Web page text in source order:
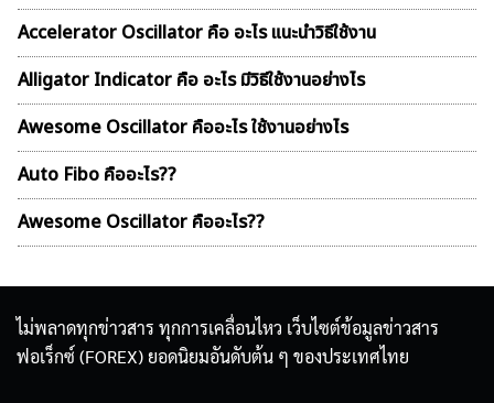
Accelerator Oscillator คือ อะไร แนะนำวิธีใช้งาน
Alligator Indicator คือ อะไร มีวิธีใช้งานอย่างไร
Awesome Oscillator คืออะไร ใช้งานอย่างไร
Auto Fibo คืออะไร??
Awesome Oscillator คืออะไร??
ไม่พลาดทุกข่าวสาร ทุกการเคลื่อนไหว เว็บไซต์ข้อมูลข่าวสาร
ฟอเร็กซ์ (FOREX) ยอดนิยมอันดับต้น ๆ ของประเทศไทย